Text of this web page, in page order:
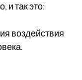
и так это:
воздействия